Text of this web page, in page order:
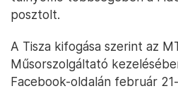
posztolt.
A Tisza kifogása szerint az
Műsorszolgáltató
Facebook-oldalán február